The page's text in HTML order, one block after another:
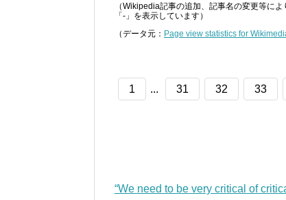
（Wikipedia記事の追加、記事名の変更等に
「-」を表示しています）
（データ元： Page view statistics for
1 ... 31 32 33
“We need to be very critical of